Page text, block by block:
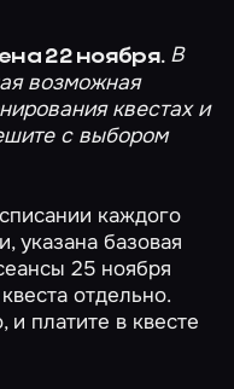
22 ноября. В
возможная
квестах и
с выбором
каждого
указана базовая
25 ноября
отдельно.
и платите в квесте